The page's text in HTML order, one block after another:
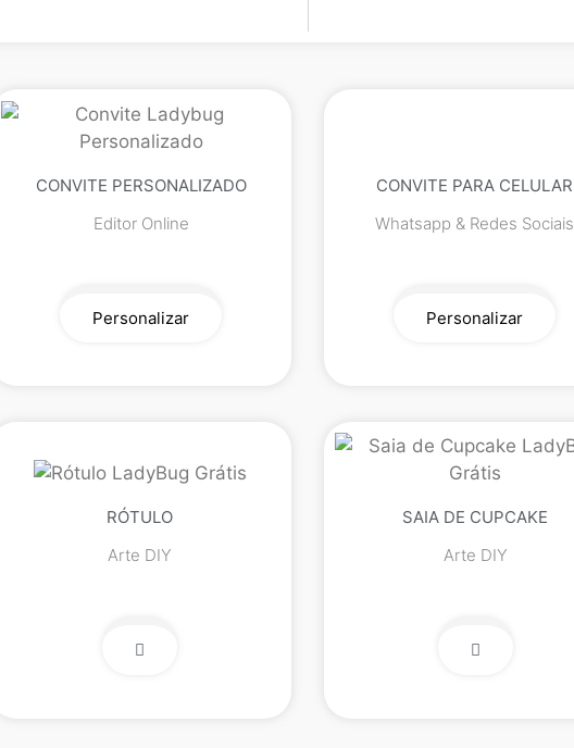
CONVITE PERSONALIZADO
Editor Online
Personalizar
CONVITE PARA CELULAR
Whatsapp & Redes Sociais
Personalizar
RÓTULO
Arte DIY
SAIA DE CUPCAKE
Arte DIY